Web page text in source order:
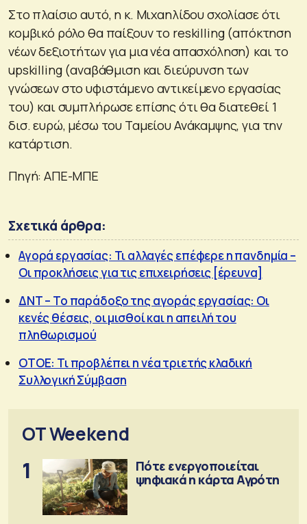
Στο πλαίσιο αυτό, η κ. Μιχαηλίδου σχολίασε ότι
κομβικό ρόλο θα παίξουν το reskilling (απόκτηση
νέων δεξιοτήτων για μια νέα απασχόληση) και το
upskilling (αναβάθμιση και διεύρυνση των
γνώσεων στο υφιστάμενο αντικείμενο εργασίας
του) και συμπλήρωσε επίσης ότι θα διατεθεί 1
δισ. ευρώ, μέσω του Ταμείου Ανάκαμψης, για την
κατάρτιση.
Πηγή: ΑΠΕ-ΜΠΕ
Σχετικά άρθρα:
Αγορά εργασίας: Τι αλλαγές επέφερε η πανδημία –
Οι προκλήσεις για τις επιχειρήσεις [έρευνα]
ΔΝΤ – Το παράδοξο της αγοράς εργασίας: Οι
κενές θέσεις, οι μισθοί και η απειλή του
πληθωρισμού
ΟΤΟΕ: Τι προβλέπει η νέα τριετής κλαδική
Συλλογική Σύμβαση
OT Weekend
1
Πότε ενεργοποιείται
ψηφιακά η κάρτα Αγρότη